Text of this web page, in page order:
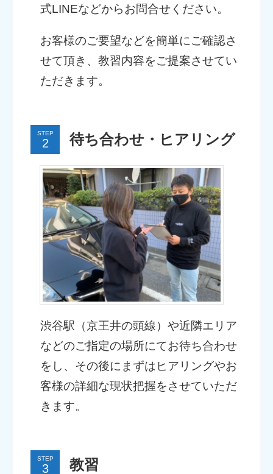
式LINEなどからお問合せください。
お客様のご要望などを簡単にご確認さ
せて頂き、教習内容をご提案させてい
ただきます。
STEP 待ち合わせ・ヒアリング
渋谷駅（京王井の頭線）や近隣エリア
などのご指定の場所にてお待ち合わせ
をし、その後にまずはヒアリングやお
客様の詳細な現状把握をさせていただ
きます。
STEP 教習